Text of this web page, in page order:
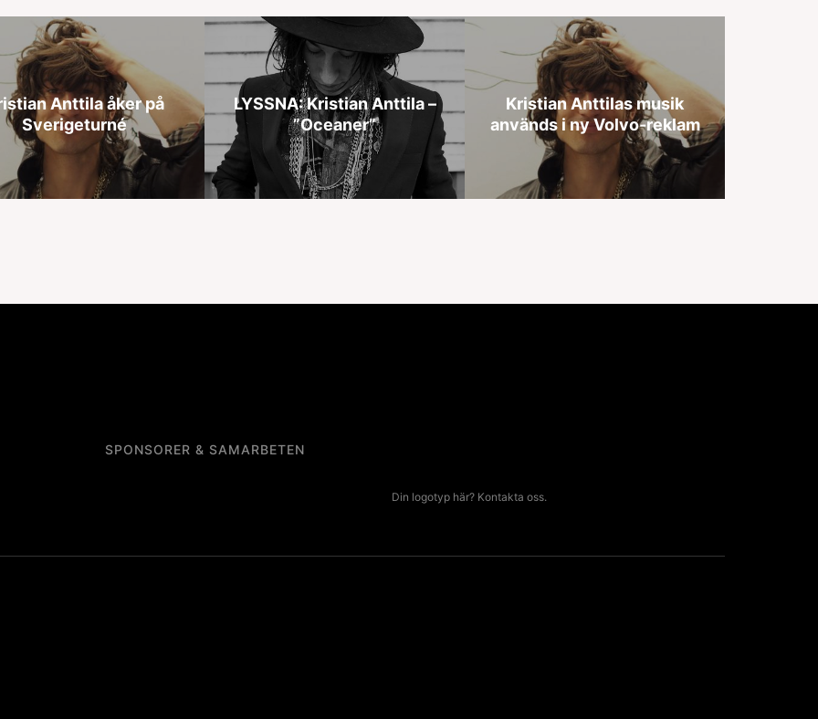
Anttila åker på
Sverigeturné
LYSSNA: Kristian Anttila –
”Oceaner”
Kristian Anttilas musik
används i ny Volvo-reklam
SPONSORER & SAMARBETEN
Din logotyp här? Kontakta oss.